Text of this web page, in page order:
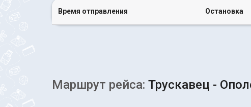
Время отправления Остановка
Маршрут рейса: Трускавец -